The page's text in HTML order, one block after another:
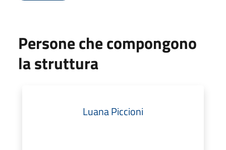
Persone che compongono
la struttura
Luana Piccioni